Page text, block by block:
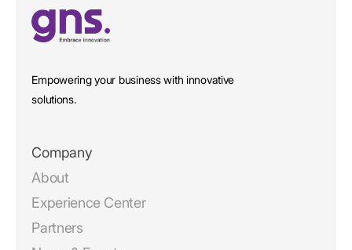
Empowering your business with innovative
solutions.
Company
About
Experience Center
Partners